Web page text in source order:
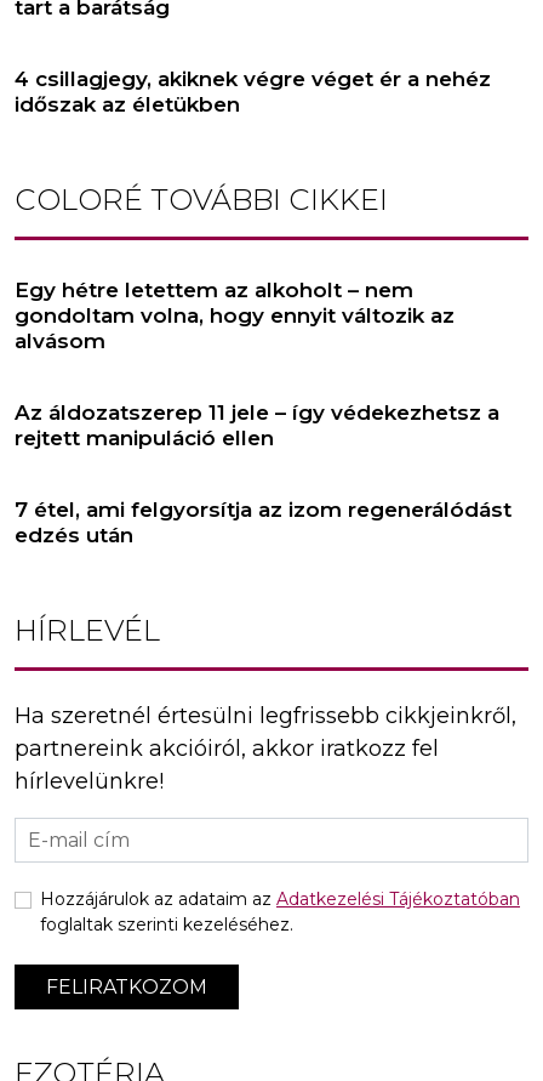
tart a barátság
4 csillagjegy, akiknek végre véget ér a nehéz
időszak az életükben
COLORÉ TOVÁBBI CIKKEI
Egy hétre letettem az alkoholt – nem
gondoltam volna, hogy ennyit változik az
alvásom
Az áldozatszerep 11 jele – így védekezhetsz a
rejtett manipuláció ellen
7 étel, ami felgyorsítja az izom regenerálódást
edzés után
HÍRLEVÉL
Ha szeretnél értesülni legfrissebb cikkjeinkről,
partnereink akcióiról, akkor iratkozz fel
hírlevelünkre!
FELIRATKOZOM
Hozzájárulok az adataim az Adatkezelési Tájékoztatóban
foglaltak szerinti kezeléséhez.
EZOTÉRIA